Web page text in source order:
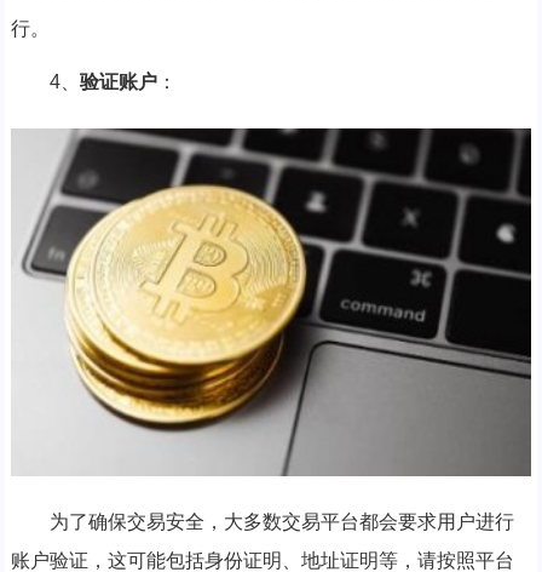
行。
4、 验证账户：
为了确保交易安全，大多数交易平台都会要求用户进行
账户验证，这可能包括身份证明、地址证明等，请按照平台